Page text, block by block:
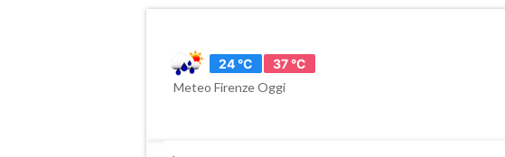
24 °C
37 °C
Meteo Firenze Oggi